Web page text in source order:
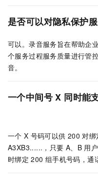
是否可以对隐私保护
可以。录音服务旨在帮助企
个服务过程服务质量进行管
音。
一个中间号 X 同时能
一个 X 号码可以供 200 对绑
A3XB3......，只要 A、B 用
时绑定 200 组手机号码，通